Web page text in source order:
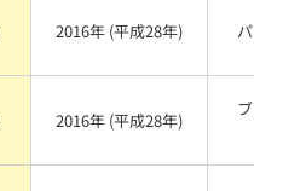
2016年 (平成28年) パール
2016年 (平成28年)
ブラ